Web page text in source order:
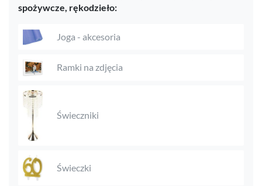
spożywcze, rękodzieło:
Joga - akcesoria
Ramki na zdjęcia
Świeczniki
Świeczki